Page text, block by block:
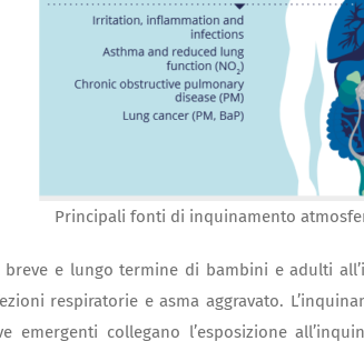
Principali fonti di inquinamento
breve e lungo termine di bambini e adulti
respiratorie e asma aggravato.
emergenti collegano l’esposizione